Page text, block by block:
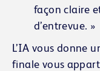
façon claire
d’entrevue. »
L’IA vous donne
finale vous